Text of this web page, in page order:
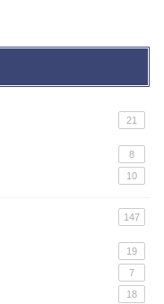
21
8
10
147
19
7
18